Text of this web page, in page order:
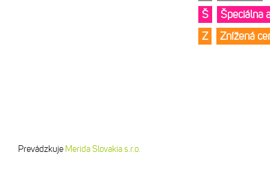
Š
Špeciálna
Z
Znížená
Prevádzkuje Merida Slovakia s.r.o.